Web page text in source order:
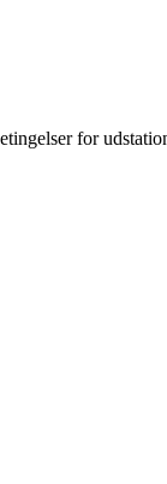
for